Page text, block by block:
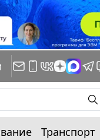
Транспорт